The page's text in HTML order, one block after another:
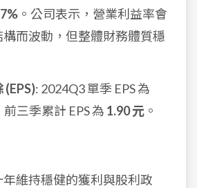
。公司表示，營業利益率會
構而波動，但整體財務體質穩
(EPS): 2024Q3 單季 EPS 為
前三季累計 EPS 為 1.90 元 。
年維持穩健的獲利與股利政